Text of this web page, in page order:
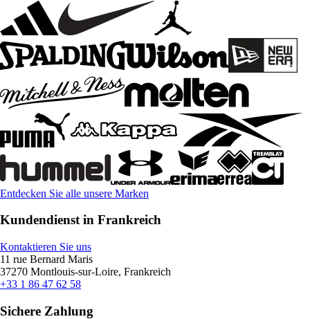
Entdecken Sie alle unsere Marken
Kundendienst in Frankreich
Kontaktieren Sie uns
11 rue Bernard Maris
37270 Montlouis-sur-Loire, Frankreich
+33 1 86 47 62 58
Sichere Zahlung